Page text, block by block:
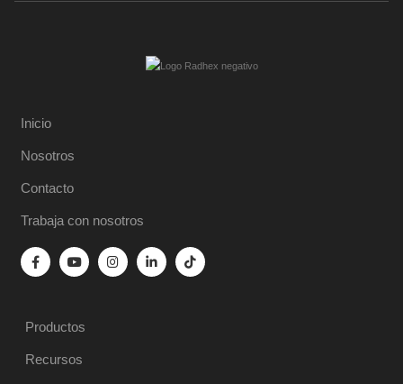
Inicio
Nosotros
Contacto
Trabaja con nosotros
Productos
Recursos